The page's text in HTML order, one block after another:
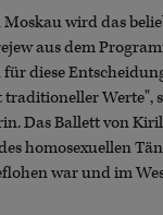
wird das
aus dem
diese
Werte",
Das Ballett von
homosexuellen
war und im